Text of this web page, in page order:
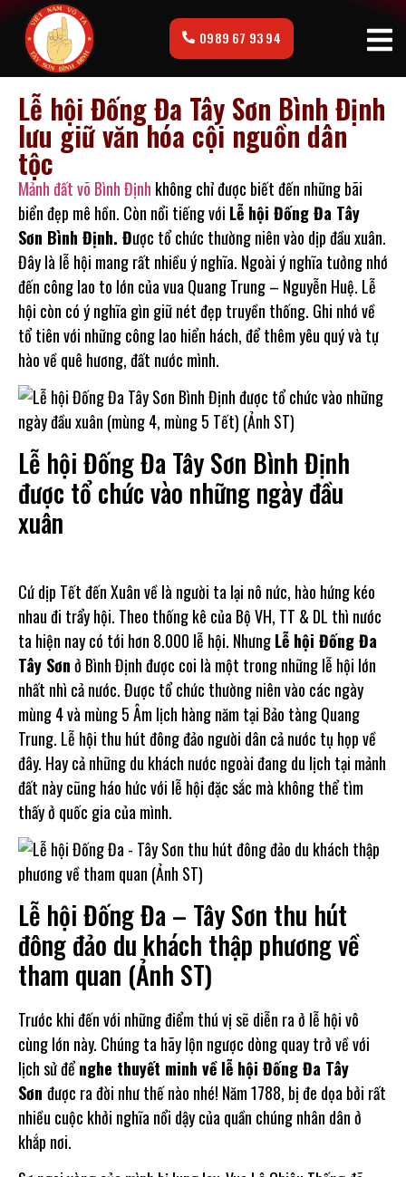
0989 67 93 94
Lễ hội Đống Đa Tây Sơn Bình Định
lưu giữ văn hóa cội nguồn dân
tộc
Mảnh đất võ Bình Định không chỉ được biết đến những bãi
biển đẹp mê hồn. Còn nổi tiếng với Lễ hội Đống Đa Tây
Sơn Bình Định. Được tổ chức thường niên vào dịp đầu xuân.
Đây là lễ hội mang rất nhiều ý nghĩa. Ngoài ý nghĩa tưởng nhớ
đến công lao to lớn của vua Quang Trung – Nguyễn Huệ. Lễ
hội còn có ý nghĩa gìn giữ nét đẹp truyền thống. Ghi nhớ về
tổ tiên với những công lao hiển hách, để thêm yêu quý và tự
hào về quê hương, đất nước mình.
Lễ hội Đống Đa Tây Sơn Bình Định
được tổ chức vào những ngày đầu
xuân
Cứ dịp Tết đến Xuân về là người ta lại nô nức, hào hứng kéo
nhau đi trẩy hội. Theo thống kê của Bộ VH, TT & DL thì nước
ta hiện nay có tới hơn 8.000 lễ hội. NhưngLễ hội Đống Đa
Tây Sơnở Bình Định được coi là một trong những lễ hội lớn
nhất nhì cả nước. Được tổ chức thường niên vào các ngày
mùng 4 và mùng 5 Âm lịch hàng năm tại Bảo tàng Quang
Trung. Lễ hội thu hút đông đảo người dân cả nước tụ họp về
đây. Hay cả những du khách nước ngoài đang du lịch tại mảnh
đất này cũng háo hức với lễ hội đặc sắc mà không thể tìm
thấy ở quốc gia của mình.
Lễ hội Đống Đa – Tây Sơn thu hút
đông đảo du khách thập phương về
tham quan (Ảnh ST)
Trước khi đến với những điểm thú vị sẽ diễn ra ở lễ hội vô
cùng lớn này. Chúng ta hãy lộn ngược dòng quay trở về với
lịch sử đểnghe thuyết minh về lễ hội Đống Đa Tây
Sơn được ra đời như thế nào nhé! Năm 1788, bị đe dọa bởi rất
nhiều cuộc khởi nghĩa nổi dậy của quần chúng nhân dân ở
khắp nơi.